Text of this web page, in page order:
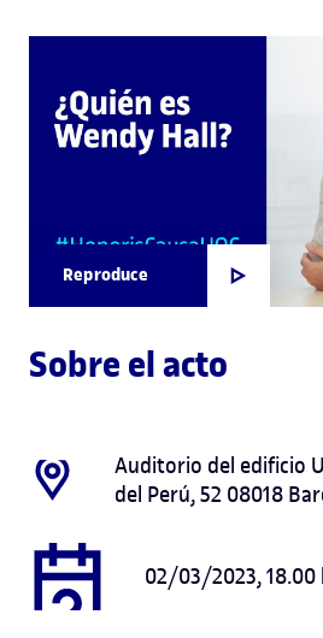
Reproduce
Sobre el acto
Auditorio del edificio
del Perú, 52 08018
02/03/2023, 18.00